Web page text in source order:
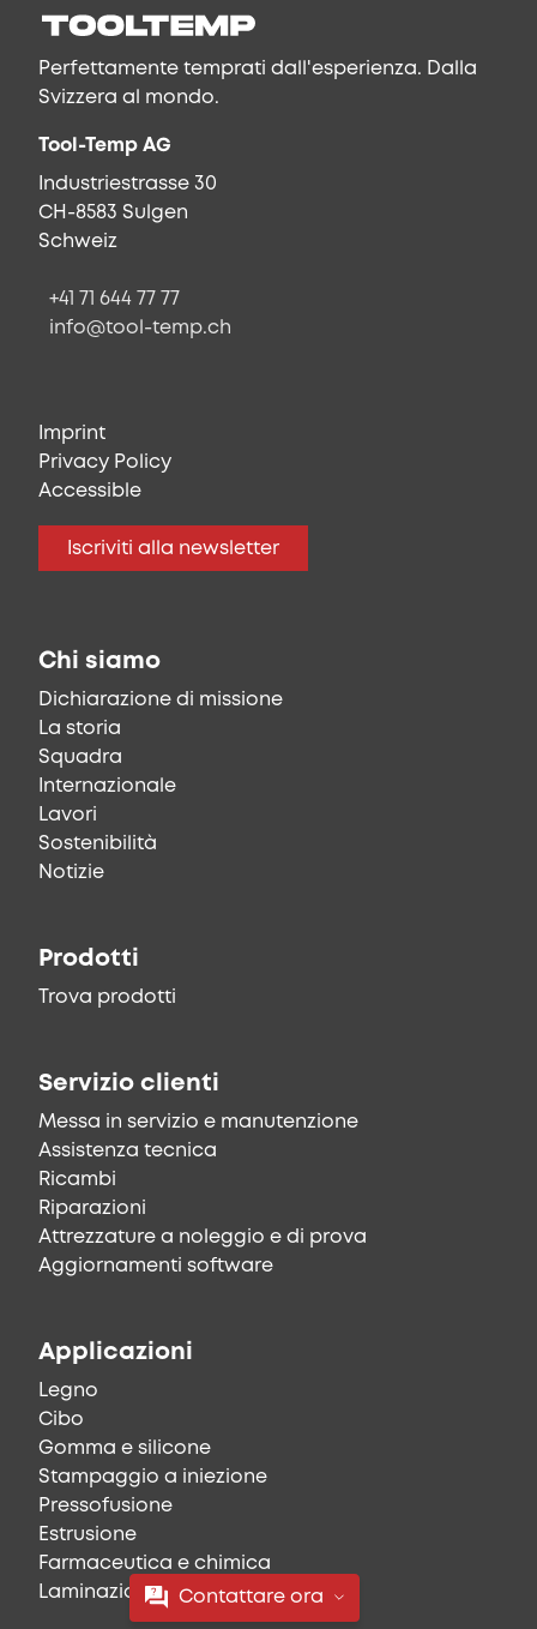
Contattare ora
Perfettamente temprati dall'esperienza. Dalla
Svizzera al mondo.
Tool-Temp AG
Industriestrasse 30
CH-8583 Sulgen
Schweiz
+41 71 644 77 77
info@tool-temp.ch
Imprint
Privacy Policy
Accessible
Iscriviti alla newsletter
Chi siamo
Dichiarazione di missione
La storia
Squadra
Internazionale
Lavori
Sostenibilità
Notizie
Prodotti
Trova prodotti
Servizio clienti
Messa in servizio e manutenzione
Assistenza tecnica
Ricambi
Riparazioni
Attrezzature a noleggio e di prova
Aggiornamenti software
Applicazioni
Legno
Cibo
Gomma e silicone
Stampaggio a iniezione
Pressofusione
Estrusione
Farmaceutica e chimica
Laminazione, stampa e tessile